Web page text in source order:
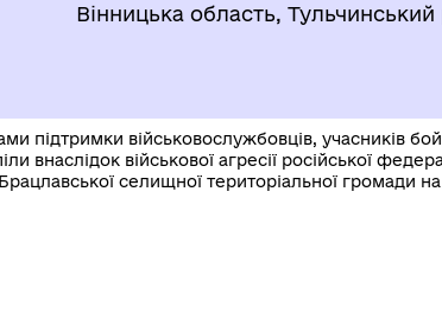
Вінницька область, Тульчинський
підтримки військовослужбовців, учасників
внаслідок військової агресії російської
селищної територіальної громади